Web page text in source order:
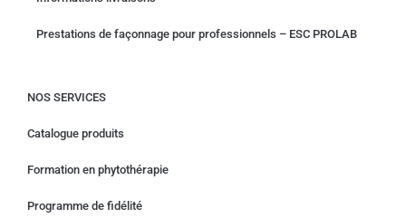
Prestations de façonnage pour professionnels – ESC PROLAB
NOS SERVICES
Catalogue produits
Formation en phytothérapie
Programme de fidélité